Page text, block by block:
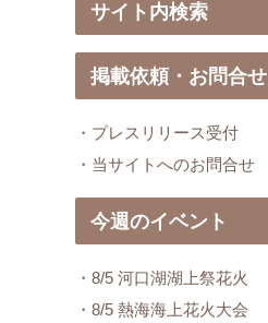
サイト内検索
掲載依頼・お問合せ
・プレスリリース受付
・当サイトへのお問合せ
今週のイベント
・8/5 河口湖湖上祭花火
・8/5 熱海海上花火大会